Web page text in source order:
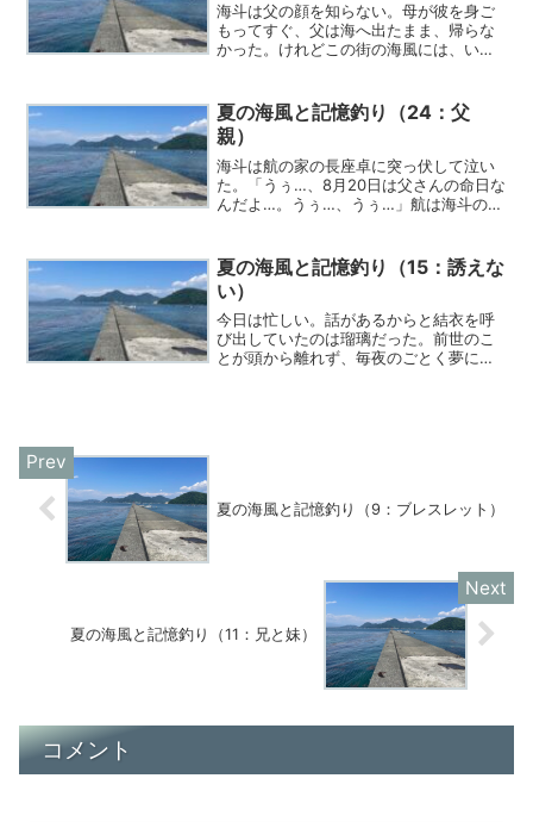
海斗は父の顔を知らない。母が彼を身ご
もってすぐ、父は海へ出たまま、帰らな
かった。けれどこの街の海風には、いつ
夏の海風と記憶釣り（24：父
親）
海斗は航の家の長座卓に突っ伏して泣い
た。「うぅ…、8月20日は父さんの命日な
んだよ…。うぅ…、うぅ…」航は海斗の背
夏の海風と記憶釣り（15：誘えな
い）
今日は忙しい。話があるからと結衣を呼
び出していたのは瑠璃だった。前世のこ
とが頭から離れず、毎夜のごとく夢にま
夏の海風と記憶釣り（9：ブレスレット）
夏の海風と記憶釣り（11：兄と妹）
コメント